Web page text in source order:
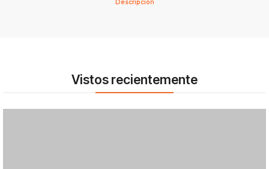
Descripción
Vistos recientemente